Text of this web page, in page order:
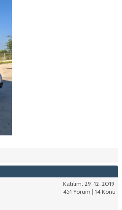
Katılım: 29-12-2019
451 Yorum | 14 Konu